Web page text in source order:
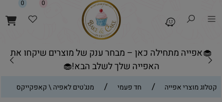
🧁אפייה מתחילה כאן – מבחר ענק של מוצרים שיקחו את
האפייה שלך לשלב הבא!🧁
0 0
קטלוג מוצרי אפייה / חד פעמי / מנג'טים לאפיה \ קאפקייקס